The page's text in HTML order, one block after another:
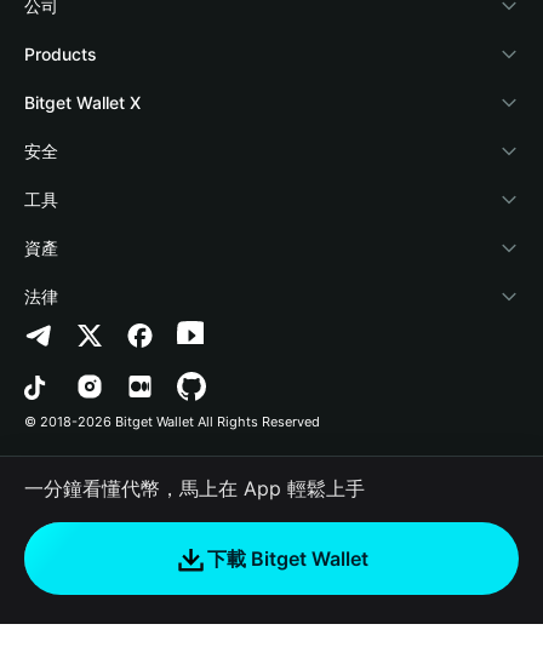
公司
關於 Bitget Wallet
部落格
學院
加密資訊
幫助中心
‌聯繫我們
品牌資源
工作機會
Products
Crypto Card
Stablecoin Earn
Payfi Crypto
Crypto Swap API
Altcoin Season Index
Prediction Markets
DApp
RWA
如何購買加密貨幣
Bitget Wallet X
開發者文件
連接錢包
Bitget Wallet Pay
合作上架
安全
風險保障基金
安全防護技術
工具
快捷買幣
授權檢測
合約檢測
批次轉帳
資產
Arbitrum
Avalanche
Bitcoin
Polygon
法律
隱私協議
用戶使用協議
© 2018-2026 Bitget Wallet All Rights Reserved
一分鐘看懂代幣，馬上在 App 輕鬆上手
下載 Bitget Wallet